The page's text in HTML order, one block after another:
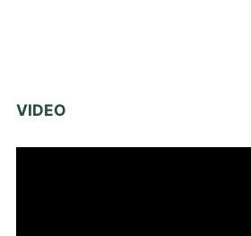
VIDEO